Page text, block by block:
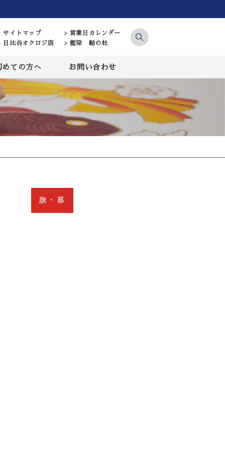
サイトマップ
> 営業日カレンダー
日比谷オクロジ店
> 藍染 結の杜
めての方へ お問い合わせ
旗・幕